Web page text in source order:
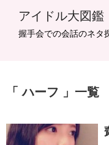
アイドル大図鑑
握手会での会話のネタ
ハーフ 一覧